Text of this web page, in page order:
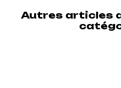
Autres articles